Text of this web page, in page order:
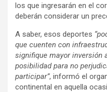
los que ingresarán en el
deberán considerar un
A saber, esos deportes
que cuenten con
signifique mayor inversión
posibilidad para no
participar”, informó el
continental en aquella